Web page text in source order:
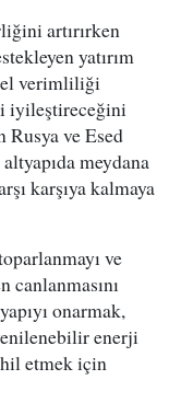
artırırken
yatırım
verimliliği
iyileştireceğini
ve Esed
meydana
karşıya kalmaya
ve
onarmak,
enerji
etmek için